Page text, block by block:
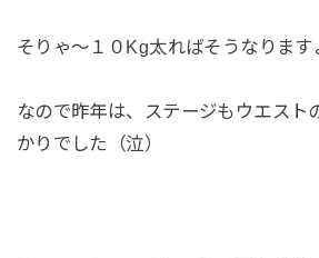
そりゃ〜１０Kg太ればそうなります
なので昨年は、ステージもウエスト
かりでした（泣）